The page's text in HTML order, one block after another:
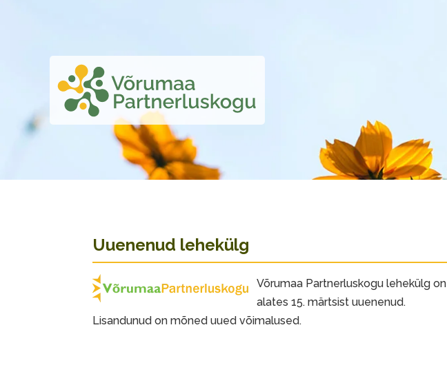
Uuenenud lehekülg
Võrumaa Partnerluskogu lehekülg on
alates 15. märtsist uuenenud.
Lisandunud on mõned uued võimalused.